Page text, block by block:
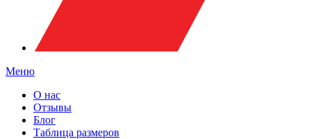
Меню
О нас
Отзывы
Блог
Таблица размеров